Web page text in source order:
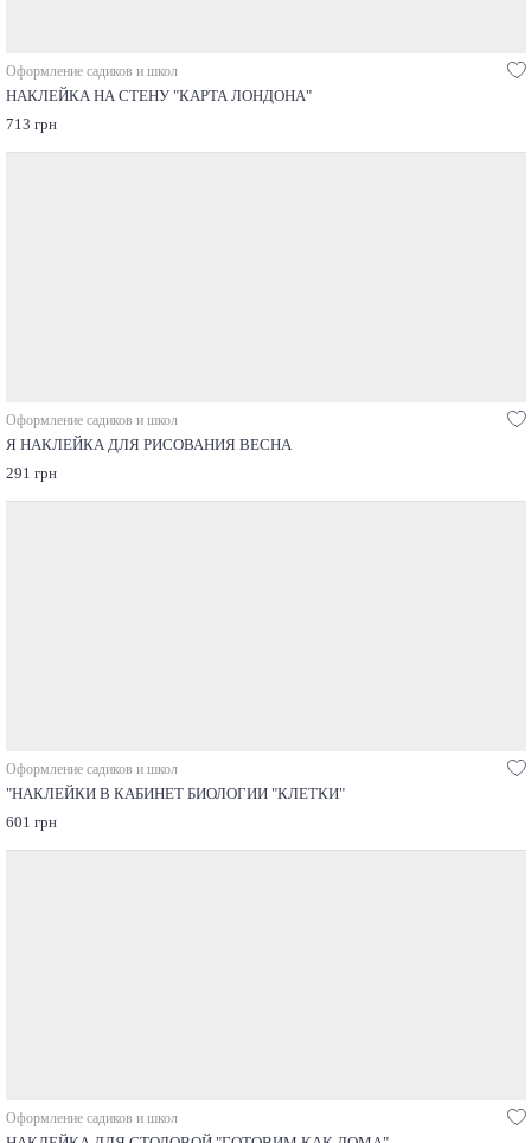
Оформление садиков и школ
НАКЛЕЙКА НА СТЕНУ "КАРТА ЛОНДОНА"
713 грн
Оформление садиков и школ
Я НАКЛЕЙКА ДЛЯ РИСОВАНИЯ ВЕСНА
291 грн
Оформление садиков и школ
"НАКЛЕЙКИ В КАБИНЕТ БИОЛОГИИ "КЛЕТКИ"
601 грн
Оформление садиков и школ